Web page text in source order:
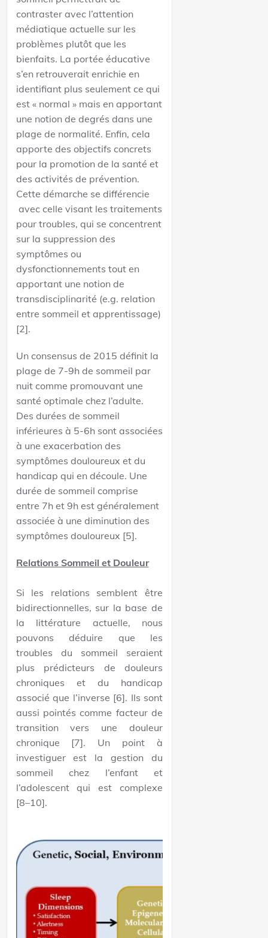
contraster avec l’attention
médiatique actuelle sur les
problèmes plutôt que les
bienfaits. La portée éducative
s’en retrouverait enrichie en
identifiant plus seulement ce qui
est « normal » mais en apportant
une notion de degrés dans une
plage de normalité. Enfin, cela
apporte des objectifs concrets
pour la promotion de la santé et
des activités de prévention.
Cette démarche se différencie
avec celle visant les traitements
pour troubles, qui se concentrent
sur la suppression des
symptômes ou
dysfonctionnements tout en
apportant une notion de
transdisciplinarité (e.g. relation
entre sommeil et apprentissage)
[2].
Un consensus de 2015 définit la
plage de 7-9h de sommeil par
nuit comme promouvant une
santé optimale chez l’adulte.
Des durées de sommeil
inférieures à 5-6h sont associées
à une exacerbation des
symptômes douloureux et du
handicap qui en découle. Une
durée de sommeil comprise
entre 7h et 9h est généralement
associée à une diminution des
symptômes douloureux [5].
Relations Sommeil et Douleur
Si les relations semblent être
bidirectionnelles, sur la base de
la littérature actuelle, nous
pouvons déduire que les
troubles du sommeil seraient
plus prédicteurs de douleurs
chroniques et du handicap
associé que l’inverse [6]. Ils sont
aussi pointés comme facteur de
transition vers une douleur
chronique [7]. Un point à
investiguer est la gestion du
sommeil chez l’enfant et
l’adolescent qui est complexe
[8–10].